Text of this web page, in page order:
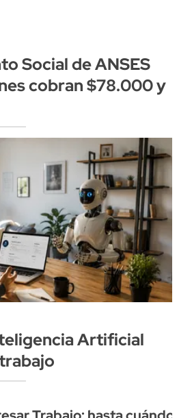
Social de ANSES
cobran $78.000 y
Artificial